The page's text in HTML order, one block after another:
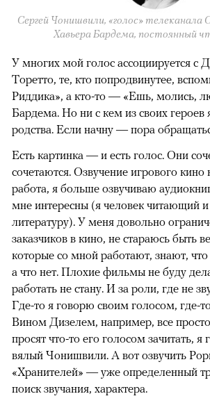
Сергей Чонишвили, «голос» телеканала
Хавьера Бардема, постоянный
У многих мой голос ассоциируется с
Торетто, те, кто попродвинутее,
Риддика», а кто-то — «Ешь, молись,
Бардема. Но ни с кем из своих
родства. Если начну — пора
Есть картинка — и есть голос. Они
сочетаются. Озвучение игрового
работа, я больше озвучиваю
мне интересны (я человек читающий
литературу). У меня довольно
заказчиков в кино, не стараюсь быть
которые со мной работают, знают,
а что нет. Плохие фильмы не буду
работать не стану. И за роли, где не
Где-то я говорю своим голосом, где-
Вином Дизелем, например, все
просят что-то его голосом зачитать,
вялый Чонишвили. А вот озвучить
«Хранителей» — уже определенный
поиск звучания, характера.